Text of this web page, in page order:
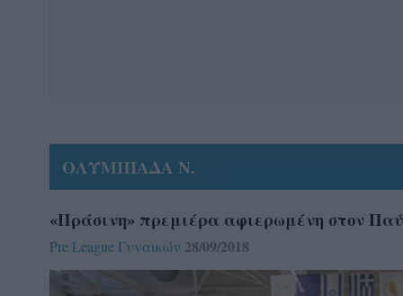
ΟΛΥΜΠΙΑΔΑ Ν.
«Πράσινη» πρεμιέρα αφιερωμένη στον
Pre League Γυναικών 28/09/2018